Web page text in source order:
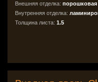
Внешняя отделка: порошковая
Внутренняя отделка:
Толщина листа: 1.5